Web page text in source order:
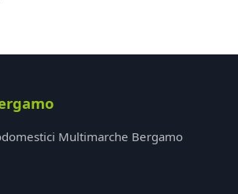
Multimarche Bergamo